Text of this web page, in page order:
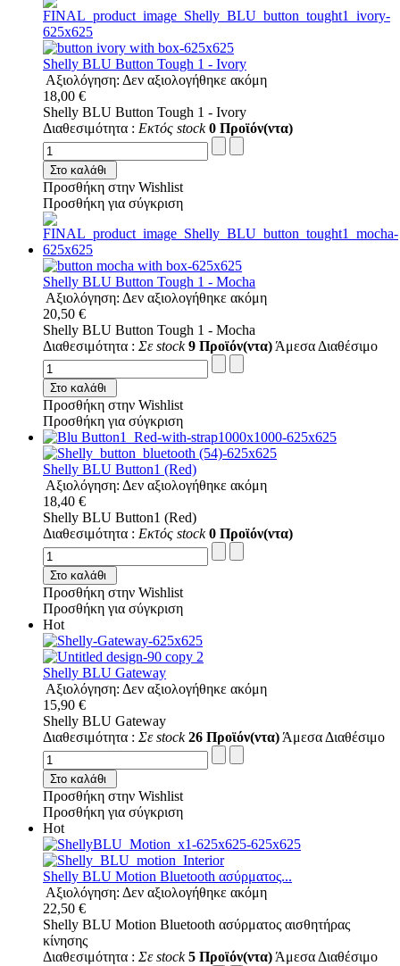
Shelly BLU Button Tough 1 - Ivory
Αξιολόγηση: Δεν αξιολογήθηκε ακόμη
18,00 €
Shelly BLU Button Tough 1 - Ivory
Διαθεσιμότητα : Εκτός stock 0 Προϊόν(ντα)
Στο καλάθι
Προσθήκη στην Wishlist
Προσθήκη για σύγκριση
Shelly BLU Button Tough 1 - Mocha
Αξιολόγηση: Δεν αξιολογήθηκε ακόμη
20,50 €
Shelly BLU Button Tough 1 - Mocha
Διαθεσιμότητα : Σε stock 9 Προϊόν(ντα) Άμεσα Διαθέσιμο
Στο καλάθι
Προσθήκη στην Wishlist
Προσθήκη για σύγκριση
Shelly BLU Button1 (Red)
Αξιολόγηση: Δεν αξιολογήθηκε ακόμη
18,40 €
Shelly BLU Button1 (Red)
Διαθεσιμότητα : Εκτός stock 0 Προϊόν(ντα)
Στο καλάθι
Προσθήκη στην Wishlist
Προσθήκη για σύγκριση
Hot
Shelly BLU Gateway
Αξιολόγηση: Δεν αξιολογήθηκε ακόμη
15,90 €
Shelly BLU Gateway
Διαθεσιμότητα : Σε stock 26 Προϊόν(ντα) Άμεσα Διαθέσιμο
Στο καλάθι
Προσθήκη στην Wishlist
Προσθήκη για σύγκριση
Hot
Shelly BLU Motion Bluetooth ασύρματος...
Αξιολόγηση: Δεν αξιολογήθηκε ακόμη
22,50 €
Shelly BLU Motion Bluetooth ασύρματος αισθητήρας
κίνησης
Διαθεσιμότητα : Σε stock 5 Προϊόν(ντα) Άμεσα Διαθέσιμο